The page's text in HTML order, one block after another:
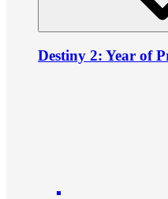
Destiny 2: Year of